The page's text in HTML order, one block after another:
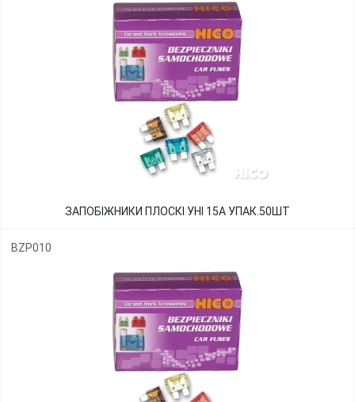
ЗАПОБІЖНИКИ ПЛОСКІ УНІ 15А УПАК.50ШТ
BZP010